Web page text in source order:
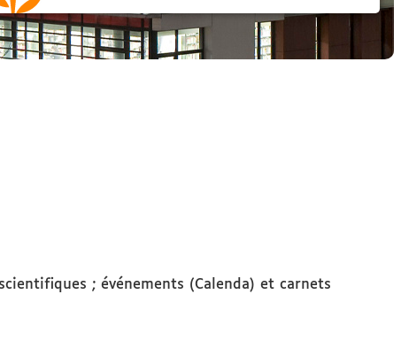
; événements (Calenda) et carnets